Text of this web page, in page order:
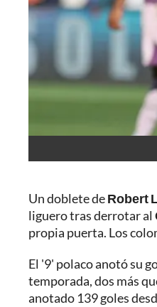
Un doblete deRobert
liguero tras derrotar al
propia puerta. Los
El '9' polaco anotó su
temporada, dos más
anotado 139 goles